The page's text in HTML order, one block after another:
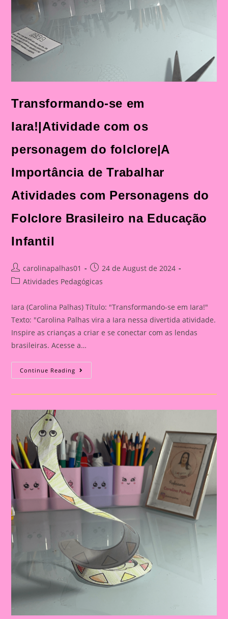
Transformando-se em
Iara!|Atividade com os
personagem do folclore|A
Importância de Trabalhar
Atividades com Personagens do
Folclore Brasileiro na Educação
Infantil
Post
author:
carolinapalhas01
Post
published:
24 de August de 2024
PostAtividades Pedagógicas
Iara (Carolina Palhas) Título: "Transformando-se em Iara!"
Texto: "Carolina Palhas vira a Iara nessa divertida atividade.
Inspire as crianças a criar e se conectar com as lendas
brasileiras. Acesse a…
Continue Reading Transformando-
Se
Personagem
Importância
De
Trabalhar
Atividades
Com
Personagens
Do
Folclore
Brasileiro
Na
Educação
Infantil